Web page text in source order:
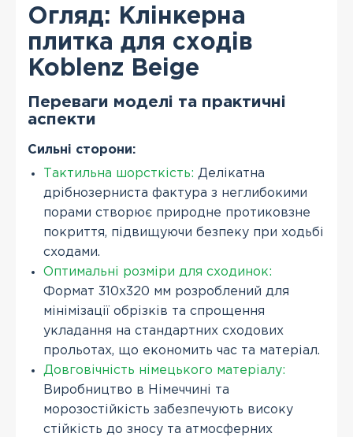
Огляд: Клінкерна
плитка для сходів
Koblenz Beige
Переваги моделі та практичні
аспекти
Сильні сторони:
Тактильна шорсткість: Делікатна
дрібнозерниста фактура з неглибокими
порами створює природне протиковзне
покриття, підвищуючи безпеку при ходьбі
сходами.
Оптимальні розміри для сходинок:
Формат 310x320 мм розроблений для
мінімізації обрізків та спрощення
укладання на стандартних сходових
прольотах, що економить час та матеріал.
Довговічність німецького матеріалу:
Виробництво в Німеччині та
морозостійкість забезпечують високу
стійкість до зносу та атмосферних